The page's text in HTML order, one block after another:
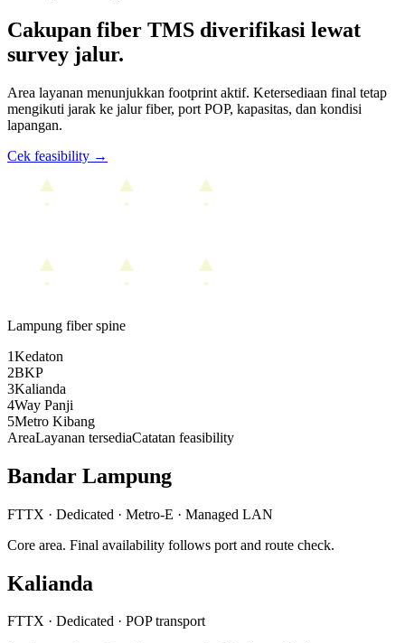
Cakupan fiber TMS diverifikasi lewat
survey jalur.
Area layanan menunjukkan footprint aktif. Ketersediaan final tetap
mengikuti jarak ke jalur fiber, port POP, kapasitas, dan kondisi
lapangan.
Cek feasibility →
Lampung fiber spine
1Kedaton
2BKP
3Kalianda
4Way Panji
5Metro Kibang
AreaLayanan tersediaCatatan feasibility
Bandar Lampung
FTTX · Dedicated · Metro-E · Managed LAN
Core area. Final availability follows port and route check.
Kalianda
FTTX · Dedicated · POP transport